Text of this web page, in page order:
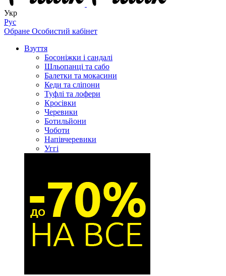
Укр
Рус
Обране Особистий кабінет
Взуття
Босоніжки і сандалі
Шльопанці та сабо
Балетки та мокасини
Кеди та сліпони
Туфлі та лофери
Кросівки
Черевики
Ботильйони
Чоботи
Напівчеревики
Уггі